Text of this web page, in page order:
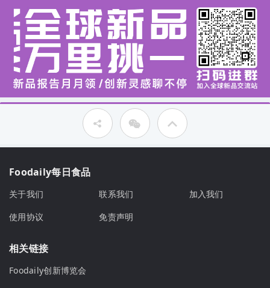
Foodaily每日食品
关于我们 联系我们
加入我们
使用协议
免责声明
相关链接
Foodaily创新博览会